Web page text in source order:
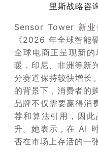
里斯战略咨
Sensor Tower 新
《2026 年全球智能
全球电商正呈现新
暖，印尼、非洲等新
分赛道保持较快增长
的背景下，消费者的
品牌不仅需要赢得消
荐和算法引用，因
升。她表示，在 AI
否在市场上存活的一